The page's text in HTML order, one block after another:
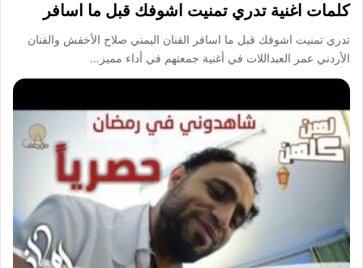
كلمات اغنية تدري تمنيت اشوفك قبل ما اسافر
تدري تمنيت اشوفك قبل ما اسافر الفنان اليمني صلاح الأخفش والفنان
الأردني عمر العبداللات في أغنية جمعتهم في أداء مميز…